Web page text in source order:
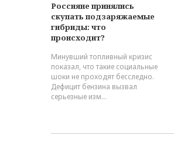
Россияне принялись
скупать подзаряжаемые
гибриды: что
происходит?
Минувший топливный кризис
показал, что такие социальные
шоки не проходят бесследно.
Дефицит бензина вызвал
серьезные изм...